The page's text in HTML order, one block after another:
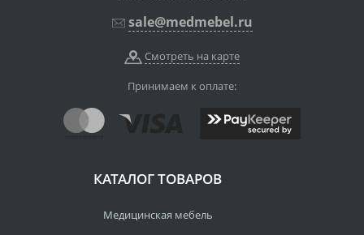
sale@medmebel.ru
Смотреть на карте
Принимаем к оплате:
КАТАЛОГ ТОВАРОВ
Медицинская мебель